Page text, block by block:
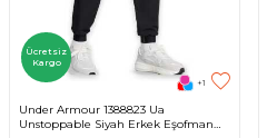
Ücretsiz
Kargo
+1
Under Armour 1388823 Ua
Unstoppable Siyah Erkek Eşofman